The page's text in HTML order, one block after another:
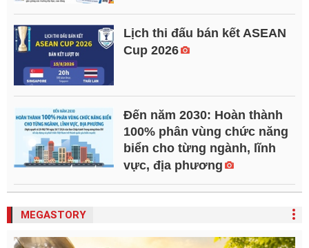
Lịch thi đấu bán kết ASEAN
Cup 2026
Đến năm 2030: Hoàn thành
100% phân vùng chức năng
biển cho từng ngành, lĩnh
vực, địa phương
MEGASTORY